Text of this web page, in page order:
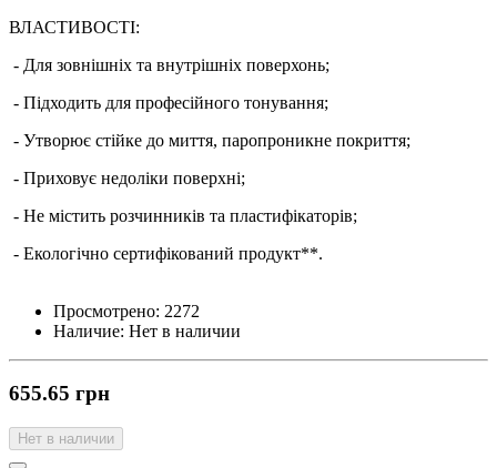
ВЛАСТИВОСТІ:
- Для зовнішніх та внутрішніх поверхонь;
- Підходить для професійного тонування;
- Утворює стійке до миття, паропроникне покриття;
- Приховує недоліки поверхні;
- Не містить розчинників та пластифікаторів;
- Екологічно сертифікований продукт**.
Просмотрено: 2272
Наличие: Нет в наличии
655.65 грн
Нет в наличии